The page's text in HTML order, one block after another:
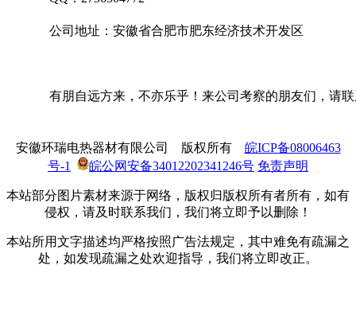
公司地址：安徽省合肥市肥东经济技术开发区
有朋自远方来，不亦乐乎！来公司考察的朋友们，请
安徽环瑞电热器材有限公司 版权所有 皖ICP备08006463
号-1
皖公网安备34012202341246号 免责声明
本站部分图片素材来源于网络，版权归版权所有者所有，如有
侵权，请及时联系我们，我们将立即予以删除！
本站所用文字描述均严格按照广告法规定，其中难免有疏漏之
处，如发现疏漏之处欢迎指导，我们将立即改正。